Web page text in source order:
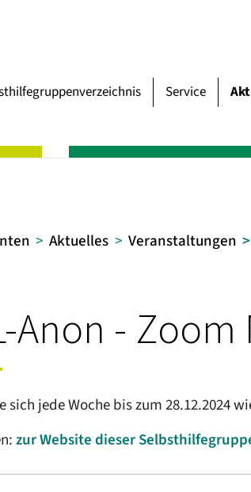
Service
Aktuelles Veranstaltungen
Anon -
sich jede Woche bis zum 28.12.2024
zur Website dieser